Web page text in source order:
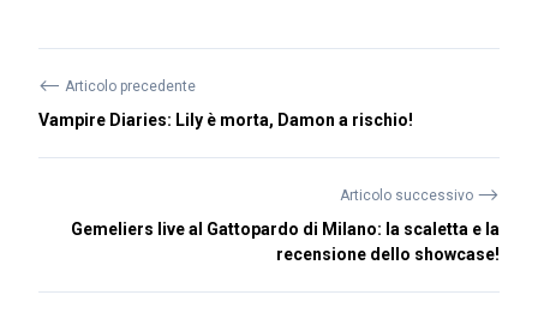
⟵ Articolo precedente
Vampire Diaries: Lily è morta, Damon a rischio!
Articolo successivo ⟶
Gemeliers live al Gattopardo di Milano: la scaletta e la
recensione dello showcase!